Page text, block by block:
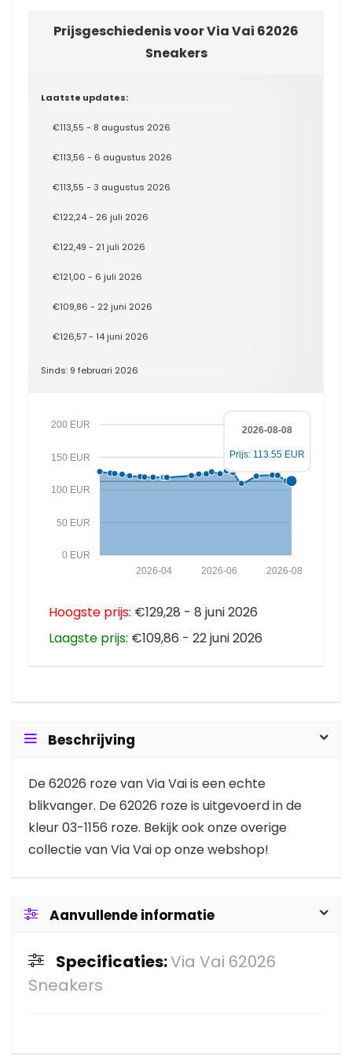
Prijsgeschiedenis voor Via Vai 62026
Sneakers
Laatste updates:
€113,55 - 8 augustus 2026
€113,56 - 6 augustus 2026
€113,55 - 3 augustus 2026
€122,24 - 26 juli 2026
€122,49 - 21 juli 2026
€121,00 - 6 juli 2026
€109,86 - 22 juni 2026
€126,57 - 14 juni 2026
Sinds: 9 februari 2026
0 EUR
50 EUR
100 EUR
150 EUR
200 EUR
2026-08
2026-06
2026-04
2026-08-08
Prijs: 113.55 EUR
Hoogste prijs: €129,28 - 8 juni 2026
Laagste prijs: €109,86 - 22 juni 2026
Beschrijving
De 62026 roze van Via Vai is een echte
blikvanger. De 62026 roze is uitgevoerd in de
kleur 03-1156 roze. Bekijk ook onze overige
collectie van Via Vai op onze webshop!
Aanvullende informatie
Specificaties:Via Vai 62026
Sneakers